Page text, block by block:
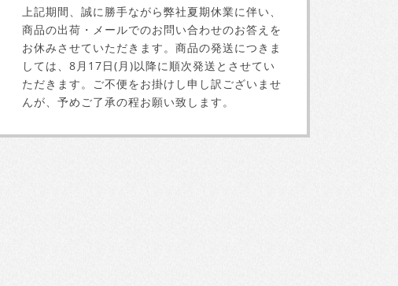
上記期間、誠に勝手ながら弊社夏期休業に伴い、
商品の出荷・メールでのお問い合わせのお答えを
お休みさせていただきます。商品の発送につきま
しては、8月17日(月)以降に順次発送とさせてい
ただきます。ご不便をお掛けし申し訳ございませ
んが、予めご了承の程お願い致します。